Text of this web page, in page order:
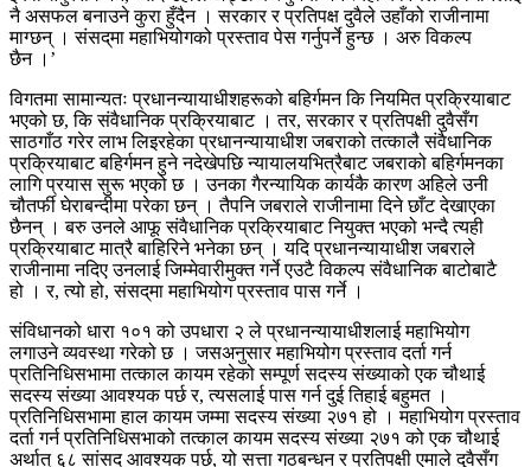
नै असफल बनाउने कुरा हुँदैन । सरकार र प्रतिपक्ष दुवैले उहाँको राजीनामा
माग्छन् । संसद्‌मा महाभियोगको प्रस्ताव पेस गर्नुपर्ने हुन्छ । अरु विकल्प
छैन ।’
विगतमा सामान्यतः प्रधानन्यायाधीशहरूको बहिर्गमन कि नियमित प्रक्रियाबाट
भएको छ, कि संवैधानिक प्रक्रियाबाट । तर, सरकार र प्रतिपक्षी दुवैसँग
साठगाँठ गरेर लाभ लिइरहेका प्रधानन्यायाधीश जबराको तत्कालै संवैधानिक
प्रक्रियाबाट बहिर्गमन हुने नदेखेपछि न्यायालयभित्रैबाट जबराको बहिर्गमनका
लागि प्रयास सुरू भएको छ । उनका गैरन्यायिक कार्यकै कारण अहिले उनी
चौतर्फी घेराबन्दीमा परेका छन् । तैपनि जबराले राजीनामा दिने छाँट देखाएका
छैनन् । बरु उनले आफू संवैधानिक प्रक्रियाबाट नियुक्त भएको भन्दै त्यही
प्रक्रियाबाट मात्रै बाहिरिने भनेका छन् । यदि प्रधानन्यायाधीश जबराले
राजीनामा नदिए उनलाई जिम्मेवारीमुक्त गर्ने एउटै विकल्प संवैधानिक बाटोबाटै
हो । र, त्यो हो, संसद्‌मा महाभियोग प्रस्ताव पास गर्ने ।
संविधानको धारा १०१ को उपधारा २ ले प्रधानन्यायाधीशलाई महाभियोग
लगाउने व्यवस्था गरेको छ । जसअनुसार महाभियोग प्रस्ताव दर्ता गर्न
प्रतिनिधिसभामा तत्काल कायम रहेको सम्पूर्ण सदस्य संख्याको एक चौथाई
सदस्य संख्या आवश्यक पर्छ र, त्यसलाई पास गर्न दुई तिहाई बहुमत ।
प्रतिनिधिसभामा हाल कायम जम्मा सदस्य संख्या २७१ हो । महाभियोग प्रस्ताव
दर्ता गर्न प्रतिनिधिसभाको तत्काल कायम सदस्य संख्या २७१ को एक चौथाई
अर्थात् ६८ सांसद आवश्यक पर्छ, यो सत्ता गठबन्धन र प्रतिपक्षी एमाले दुवैसँग